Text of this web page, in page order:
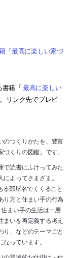
『最高に楽しい家づ
書籍『最高に楽しい
リンク先でプレビ
のつくりかたを、豊富
くりの図鑑」です。
で読書にふけってみた
よってさまざま。
部屋名でくくること
り方と住まい手の行為
まい手の生活は一層
いを再定義する考え
り」などのテーマごと
っています。